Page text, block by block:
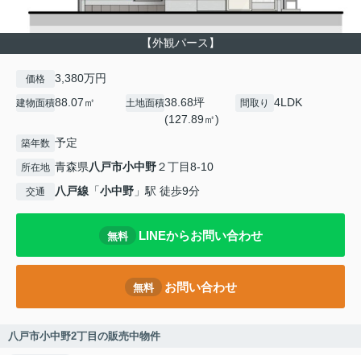
【外観パース】
価格 3,380万円
建物面積88.07㎡ 土地面積38.68坪
(127.89㎡)
間取り 4LDK
築年数 予定
所在地 青森県八戸市小中野２丁目8-10
交通 八戸線 「小中野 」駅 徒歩9分
無料 LINEからお問い合わせ
無料 お問い合わせ
八戸市小中野2丁目の販売中物件